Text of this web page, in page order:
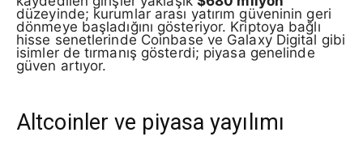
düzeyinde; kurumlar arası yatırım güveninin geri
dönmeye başladığını gösteriyor. Kriptoya bağlı
hisse senetlerinde Coinbase ve Galaxy Digital gibi
isimler de tırmanış gösterdi; piyasa genelinde
güven artıyor.
Altcoinler ve piyasa yayılımı